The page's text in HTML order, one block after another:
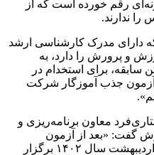
رقم خورده است که از
ندارند.
دارای مدرک کارشناسی ارشد
در آموزش و پرورش را دارد، به
برای استخدام در
آزمون جذب آموزگار شرکت
صادق ستاری‌فرد معاون برنامه‌ریزی و
گفت: «بعد از آزمون
استخدامی آموزش و پرورش که ۸ اردیبهشت سال ۱۴۰۲ برگزار